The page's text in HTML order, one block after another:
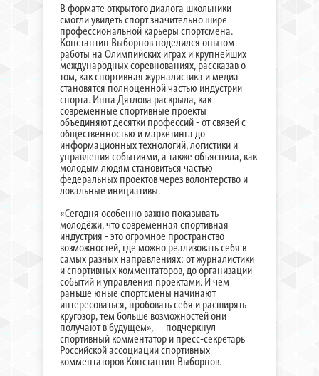
В формате открытого диалога школьники
смогли увидеть спорт значительно шире
профессиональной карьеры спортсмена.
Константин Выборнов поделился опытом
работы на Олимпийских играх и крупнейших
международных соревнованиях, рассказав о
том, как спортивная журналистика и медиа
становятся полноценной частью индустрии
спорта. Инна Дятлова раскрыла, как
современные спортивные проекты
объединяют десятки профессий - от связей с
общественностью и маркетинга до
информационных технологий, логистики и
управления событиями, а также объяснила, как
молодым людям становиться частью
федеральных проектов через волонтерство и
локальные инициативы.
«Сегодня особенно важно показывать
молодёжи, что современная спортивная
индустрия - это огромное пространство
возможностей, где можно реализовать себя в
самых разных направлениях: от журналистики
и спортивных комментаторов, до организации
событий и управления проектами. И чем
раньше юные спортсмены начинают
интересоваться, пробовать себя и расширять
кругозор, тем больше возможностей они
получают в будущем», — подчеркнул
спортивный комментатор и пресс-секретарь
Российской ассоциации спортивных
комментаторов Константин Выборнов.